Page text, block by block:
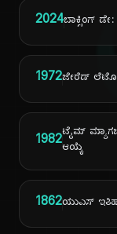
2024ಬಾಕ್ಸಿಂಗ್
1972ಜೇರೆಡ್ ಲೆಟೊ
1982ಟೈಮ್
ಆಯ್ಕೆ
1862ಯುಎಸ್